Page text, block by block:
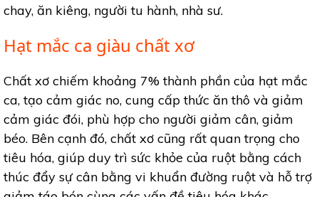
chay, ăn kiêng, người tu hành, nhà sư.
Hạt mắc ca giàu chất xơ
Chất xơ chiếm khoảng 7% thành phần của hạt mắc
ca, tạo cảm giác no, cung cấp thức ăn thô và giảm
cảm giác đói, phù hợp cho người giảm cân, giảm
béo. Bên cạnh đó, chất xơ cũng rất quan trọng cho
tiêu hóa, giúp duy trì sức khỏe của ruột bằng cách
thúc đẩy sự cân bằng vi khuẩn đường ruột và hỗ trợ